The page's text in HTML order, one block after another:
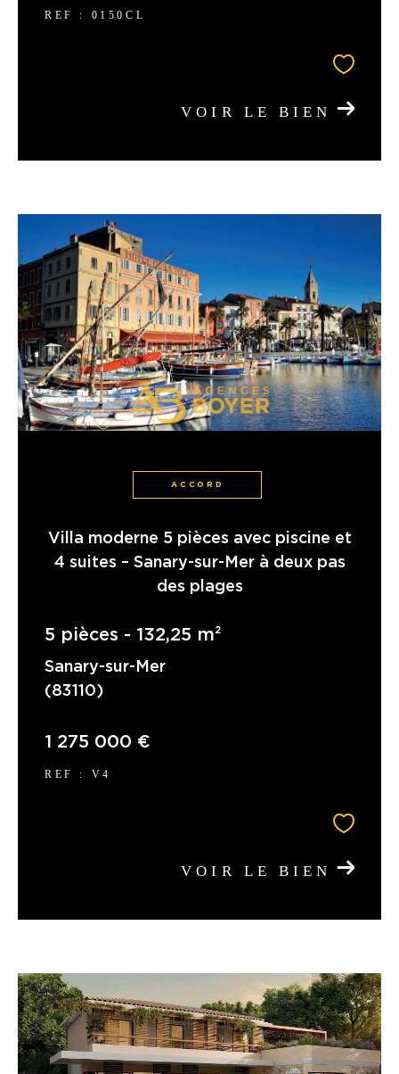
REF : 0150CL
VOIR LE BIEN
ACCORD
Villa moderne 5 pièces avec piscine et
4 suites – Sanary-sur-Mer à deux pas
des plages
5 pièces - 132,25 m²
Sanary-sur-Mer
(83110)
1 275 000 €
REF : V4
VOIR LE BIEN